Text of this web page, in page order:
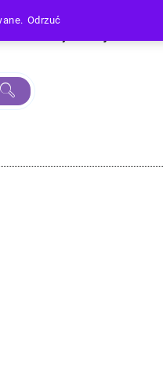
Odrzuć